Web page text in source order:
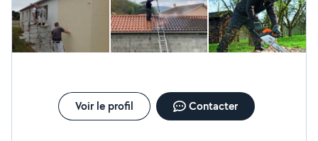
Voir le profil Contacter